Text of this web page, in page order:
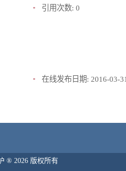
引用次数: 0
在线发布日期: 2016-03-
® 2026 版权所有